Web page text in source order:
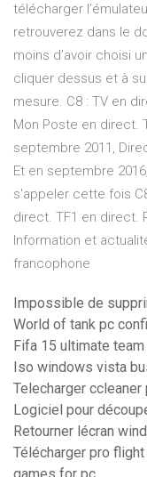
télécharger
retrouverez dans le
moins d’avoir choisi
cliquer dessus et à
mesure. C8 : TV en
Mon Poste en direct.
septembre 2011,
Et en septembre
s'appeler cette fois
direct. TF1 en direct.
Information et
francophone
Impossible de
World of tank pc
Fifa 15 ultimate
Iso windows vista
Telecharger
Logiciel pour
Retourner lécran
Télécharger pro